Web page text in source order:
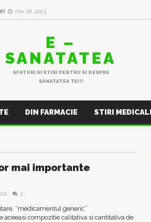
mai 28, 2023
E –
SANATATEA
SFATURI SI STIRI PENTRU SI DESPRE
SANATATEA TA!!!
DIN FARMACIE STIRI
mai importante
3
“medicamentul generic”
aceeasi compozitie calitativa si cantitativa de